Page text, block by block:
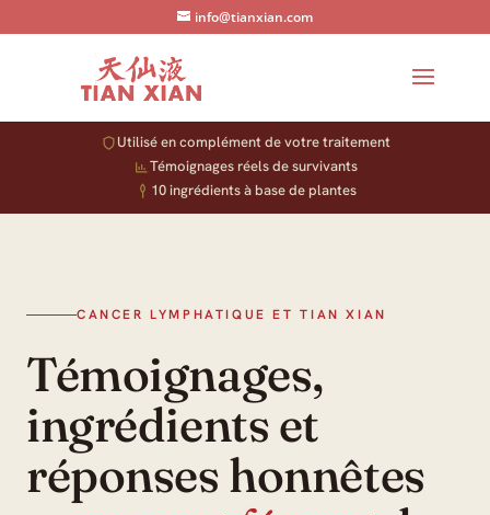
info@tianxian.com
Utilisé en complément de votre traitement
Témoignages réels de survivants
10 ingrédients à base de plantes
CANCER LYMPHATIQUE ET TIAN XIAN
Témoignages,
ingrédients et
réponses honnêtes
Un complément, pas un remède
Tian Xian vise à accompagner les personnes pendant un
traitement supervisé par leur oncologue — jamais à
remplacer la chirurgie, la chimiothérapie ou la